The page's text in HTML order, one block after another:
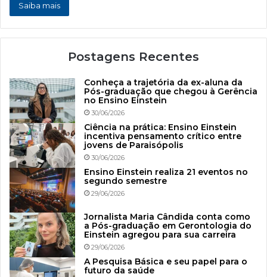
Saiba mais
Postagens Recentes
Conheça a trajetória da ex-aluna da
Pós-graduação que chegou à Gerência
no Ensino Einstein
30/06/2026
Ciência na prática: Ensino Einstein
incentiva pensamento crítico entre
jovens de Paraisópolis
30/06/2026
Ensino Einstein realiza 21 eventos no
segundo semestre
29/06/2026
Jornalista Maria Cândida conta como
a Pós-graduação em Gerontologia do
Einstein agregou para sua carreira
29/06/2026
A Pesquisa Básica e seu papel para o
futuro da saúde